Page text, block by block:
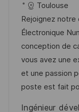
c
a
c
i
ó
n
e
c
h
a
d
e
p
Toulouse
Rejoignez
Électronique
conception de
vous avez une
et une passion
poste est fait
Ingénieur